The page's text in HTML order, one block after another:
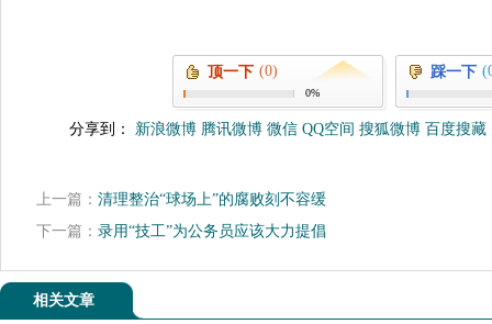
顶一下 (0)
0%
踩一下
分享到： 新浪微博 腾讯微博 微信 QQ空间 搜狐微博 百度搜藏
上一篇： 清理整治“球场上”的腐败刻不容缓
下一篇： 录用“技工”为公务员应该大力提倡
相关文章